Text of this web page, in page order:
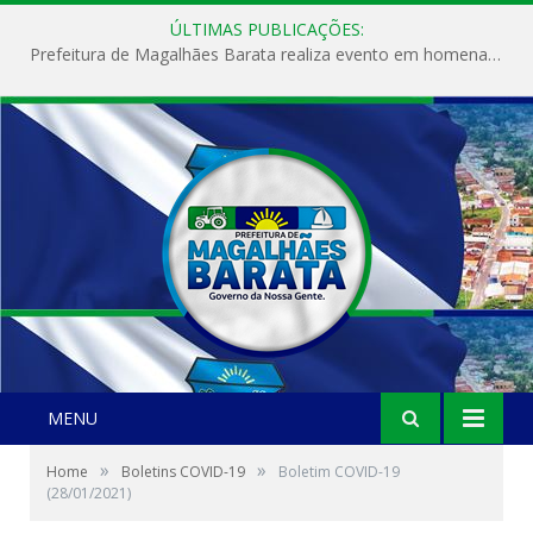
ÚLTIMAS PUBLICAÇÕES:
Prefeitura de Magalhães Barata realiza evento em homenagem ao Dia Internacional da Mulher
MENU
Home » Boletins COVID-19 »
Boletim COVID-19
(28/01/2021)